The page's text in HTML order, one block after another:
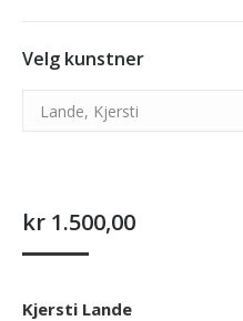
Velg kunstner
kr 1.500,00
Kjersti Lande